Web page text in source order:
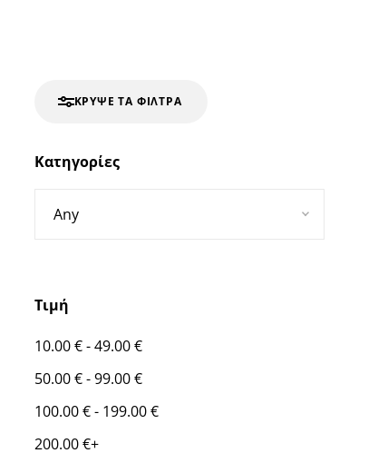
ΚΡΎΨΕ ΤΑ ΦΊΛΤΡΑ
Κατηγορίες
Τιμή
10.00€-49.00€
50.00€-99.00€
100.00€- 199.00€
200.00€+